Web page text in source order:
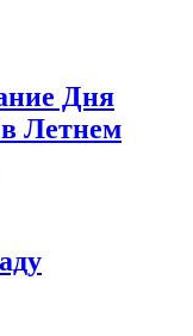
Дня
Летнем